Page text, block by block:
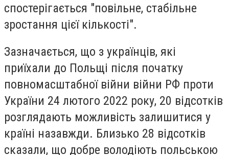
спостерігається "повільне, стабільне
зростання цієї кількості".
Зазначається, що з українців, які
приїхали до Польщі після початку
повномасштабної війни війни РФ проти
України 24 лютого 2022 року, 20 відсотків
розглядають можливість залишитися у
країні назавжди. Близько 28 відсотків
сказали, що добре володіють польською